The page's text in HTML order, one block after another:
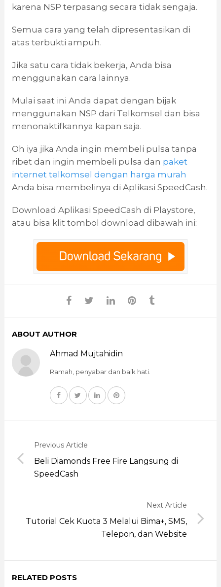
karena NSP terpasang secara tidak sengaja.
Semua cara yang telah dipresentasikan di
atas terbukti ampuh.
Jika satu cara tidak bekerja, Anda bisa
menggunakan cara lainnya.
Mulai saat ini Anda dapat dengan bijak
menggunakan NSP dari Telkomsel dan bisa
menonaktifkannya kapan saja.
Oh iya jika Anda ingin membeli pulsa tanpa
ribet dan ingin membeli pulsa dan paket
internet telkomsel dengan harga murah
Anda bisa membelinya di Aplikasi SpeedCash.
Download Aplikasi SpeedCash di Playstore,
atau bisa klit tombol download dibawah ini:
ABOUT AUTHOR
Ahmad Mujtahidin
Ramah, penyabar dan baik hati.
Previous Article
Beli Diamonds Free Fire Langsung di
SpeedCash
Next Article
Tutorial Cek Kuota 3 Melalui Bima+, SMS,
Telepon, dan Website
RELATED POSTS